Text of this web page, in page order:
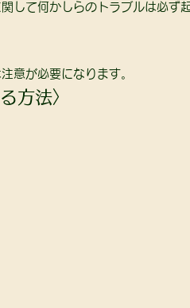
して何かしらのトラブルは必ず
意が必要になります。
方法〉